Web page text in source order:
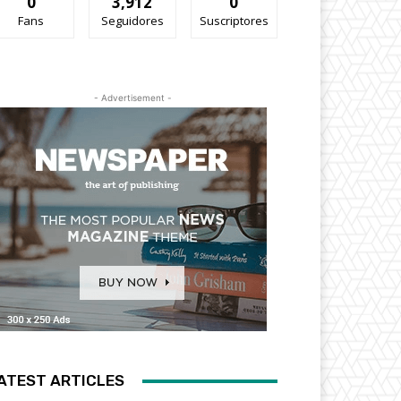
Fans Seguidores Suscriptores
- Advertisement -
ARTICLES